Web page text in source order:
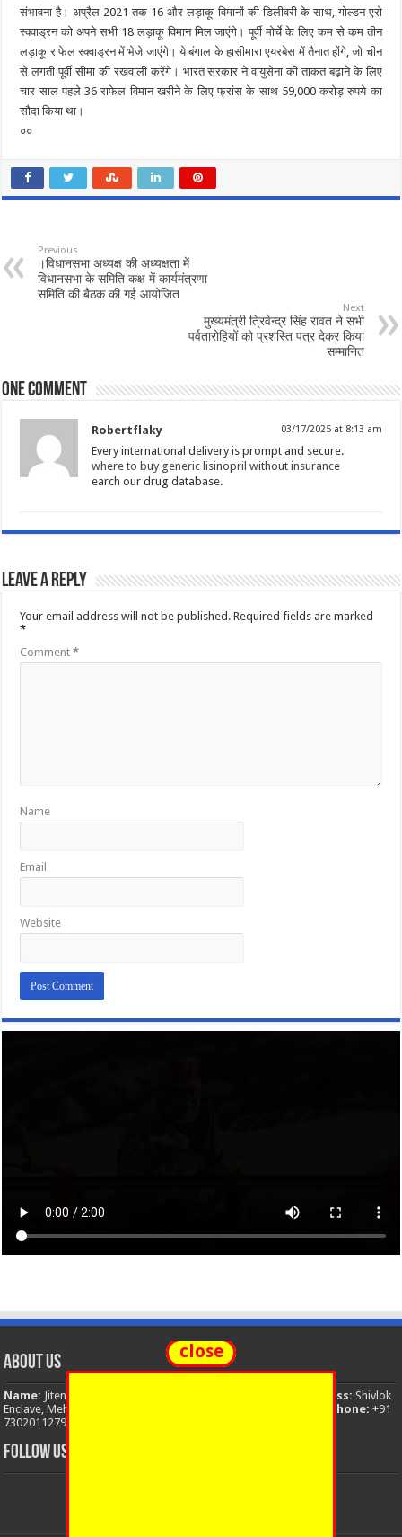
संभावना है। अप्रैल 2021 तक 16 और लड़ाकू विमानों की डिलीवरी के साथ, गोल्डन एरो
स्क्वाड्रन को अपने सभी 18 लड़ाकू विमान मिल जाएंगे। पूर्वी मोर्चे के लिए कम से कम तीन
लड़ाकू राफेल स्क्वाड्रन में भेजे जाएंगे। ये बंगाल के हासीमारा एयरबेस में तैनात होंगे, जो चीन
से लगती पूर्वी सीमा की रखवाली करेंगे। भारत सरकार ने वायुसेना की ताकत बढ़ाने के लिए
चार साल पहले 36 राफेल विमान खरीने के लिए फ्रांस के साथ 59,000 करोड़ रुपये का
सौदा किया था।
००
Previous
।विधानसभा अध्यक्ष की अध्यक्षता में
विधानसभा के समिति कक्ष में कार्यमंत्रणा
समिति की बैठक की गई आयोजित
Next
मुख्यमंत्री त्रिवेन्द्र सिंह रावत ने सभी
पर्वतारोहियों को प्रशस्ति पत्र देकर किया
सम्मानित
One comment
Robertflaky 03/17/2025 at 8:13 am
Every international delivery is prompt and secure.
where to buy generic lisinopril without insurance
earch our drug database.
Leave a Reply
Your email address will not be published. Required fields are marked
*
Comment*
Name
Email
Website
About Us
Name: Jitendra Singh Address: Shivlok
Enclave, Mehuwala Mafi, Dehradun, Uttarakhand, 248001, India
Phone: +91
7302011279
FOLLOW US
close